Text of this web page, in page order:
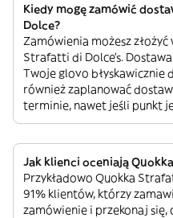
Kiedy mogę zamówić
Dolce?
Zamówienia możesz
Strafatti di Dolce’s.
Twoje glovo błyskawicznie
również zaplanować
terminie, nawet jeśli punkt
Jak klienci oceniają
Przykładowo Quokka
91% klientów, którzy
zamówienie i przekonaj się,